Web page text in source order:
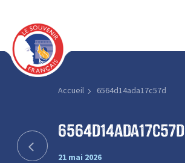
Accueil 6564d14ada17c57d
6564d14ada17c57d
21 mai 2026